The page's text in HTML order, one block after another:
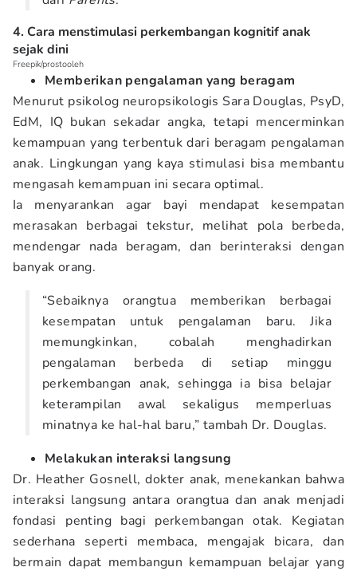
4. Cara menstimulasi perkembangan kognitif anak
sejak dini
Freepik/prostooleh
Memberikan pengalaman yang beragam
Menurut psikolog neuropsikologis Sara Douglas, PsyD,
EdM, IQ bukan sekadar angka, tetapi mencerminkan
kemampuan yang terbentuk dari beragam pengalaman
anak. Lingkungan yang kaya stimulasi bisa membantu
mengasah kemampuan ini secara optimal.
Ia menyarankan agar bayi mendapat kesempatan
merasakan berbagai tekstur, melihat pola berbeda,
mendengar nada beragam, dan berinteraksi dengan
banyak orang.
“Sebaiknya orangtua memberikan berbagai
kesempatan untuk pengalaman baru. Jika
memungkinkan, cobalah menghadirkan
pengalaman berbeda di setiap minggu
perkembangan anak, sehingga ia bisa belajar
keterampilan awal sekaligus memperluas
minatnya ke hal-hal baru,” tambah Dr. Douglas.
Melakukan interaksi langsung
Dr. Heather Gosnell, dokter anak, menekankan bahwa
interaksi langsung antara orangtua dan anak menjadi
fondasi penting bagi perkembangan otak. Kegiatan
sederhana seperti membaca, mengajak bicara, dan
bermain dapat membangun kemampuan belajar yang